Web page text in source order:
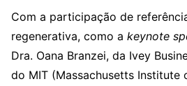
Com a participação de
regenerativa, como a keynote
Dra. Oana Branzei, da Ivey
do MIT (Massachusetts Institute